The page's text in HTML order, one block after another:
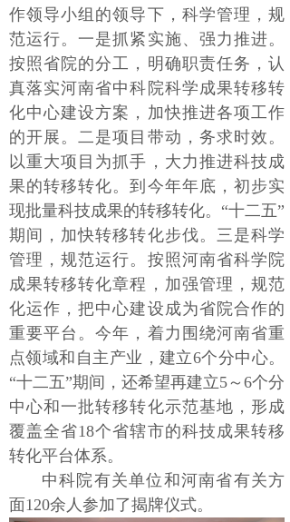
作领导小组的领导下，科学管理，规
范运行。一是抓紧实施、强力推进。
按照省院的分工，明确职责任务，认
真落实河南省中科院科学成果转移转
化中心建设方案，加快推进各项工作
的开展。二是项目带动，务求时效。
以重大项目为抓手，大力推进科技成
果的转移转化。到今年年底，初步实
现批量科技成果的转移转化。“十二五”
期间，加快转移转化步伐。三是科学
管理，规范运行。按照河南省科学院
成果转移转化章程，加强管理，规范
化运作，把中心建设成为省院合作的
重要平台。今年，着力围绕河南省重
点领域和自主产业，建立6个分中心。
“十二五”期间，还希望再建立5～6个分
中心和一批转移转化示范基地，形成
覆盖全省18个省辖市的科技成果转移
转化平台体系。
中科院有关单位和河南省有关方
面120余人参加了揭牌仪式。